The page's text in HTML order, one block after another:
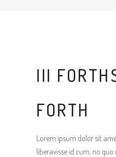
III
FORTH
Lorem ipsum dolor sit
liberavisse id cum, no